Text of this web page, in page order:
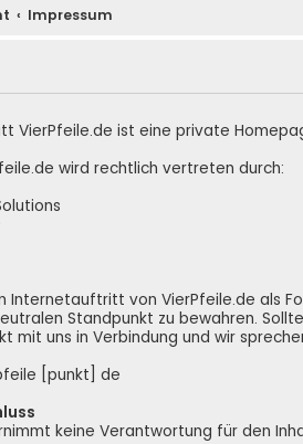
Impressum
VierPfeile.de ist eine private
wird rechtlich vertreten durch:
Internetauftritt von VierPfeile.de als
Standpunkt zu bewahren.
mit uns in Verbindung und wir
[punkt] de
keine Verantwortung für den